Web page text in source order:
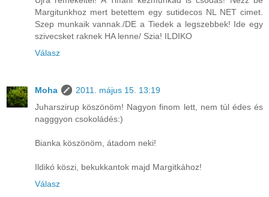
Margitunkhoz mert betettem egy sutidecos NL NET cimet.
Szep munkaik vannak./DE a Tiedek a legszebbek! Ide egy
szivecsket raknek HA lenne/ Szia! ILDIKO
Válasz
Moha
2011. május 15. 13:19
Juharszirup köszönöm! Nagyon finom lett, nem túl édes és
nagggyon csokoládés:)
Bianka köszönöm, átadom neki!
Ildikó köszi, bekukkantok majd Margitkához!
Válasz